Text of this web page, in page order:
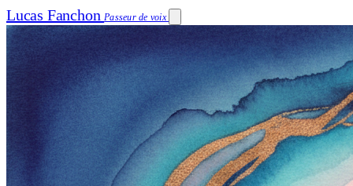
Lucas Fanchon Passeur de voix